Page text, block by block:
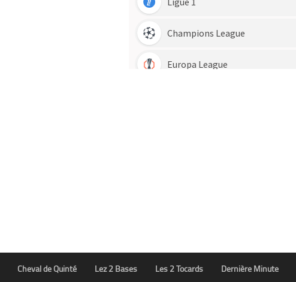
Cheval de Quinté Lez 2 Bases Les 2 Tocards Dernière Minute